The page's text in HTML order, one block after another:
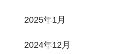
2025年1月
2024年12月